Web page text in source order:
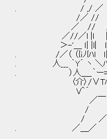
. / ,/ ／ / / ｌ|
/／ // / / │＼
／ // /l| | l| | | l| ﾄ､
／//／l |ｌ
＞-'＿ ｌ| |l| l|∧| lﾄ､|
. /／（ （{
. 人___ ｀Y´ ヽ ＼ﾊ
. ）人＿_｀ー=
〈介〉/∨Tﾊ___）
V＾´
／￣ ￣＞r┬
/ ／
/ ／ / | l l | ∧
. ／＿／ ／